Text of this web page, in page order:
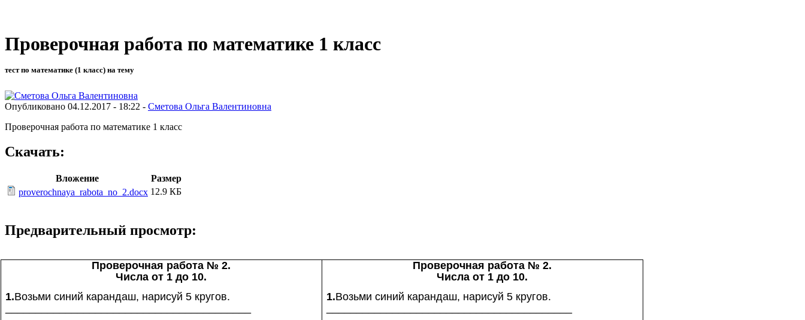
Проверочная работа по математике 1 класс
тест по математике (1 класс) на тему
Опубликовано 04.12.2017 - 18:22 - Сметова Ольга Валентиновна
Проверочная работа по математике 1 класс
Скачать:
Вложение
Размер
proverochnaya_rabota_no_2.docx 12.9 КБ
Предварительный просмотр:
Проверочная работа № 2.
Числа от 1 до 10.
1.Возьми синий карандаш, нарисуй 5 кругов.
Проверочная работа № 2.
Числа от 1 до 10.
1.Возьми синий карандаш, нарисуй 5 кругов.